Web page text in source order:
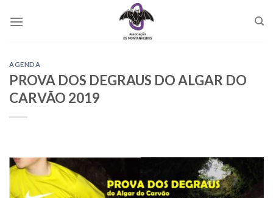
AGENDA
PROVA DOS DEGRAUS DO ALGAR DO
CARVÃO 2019